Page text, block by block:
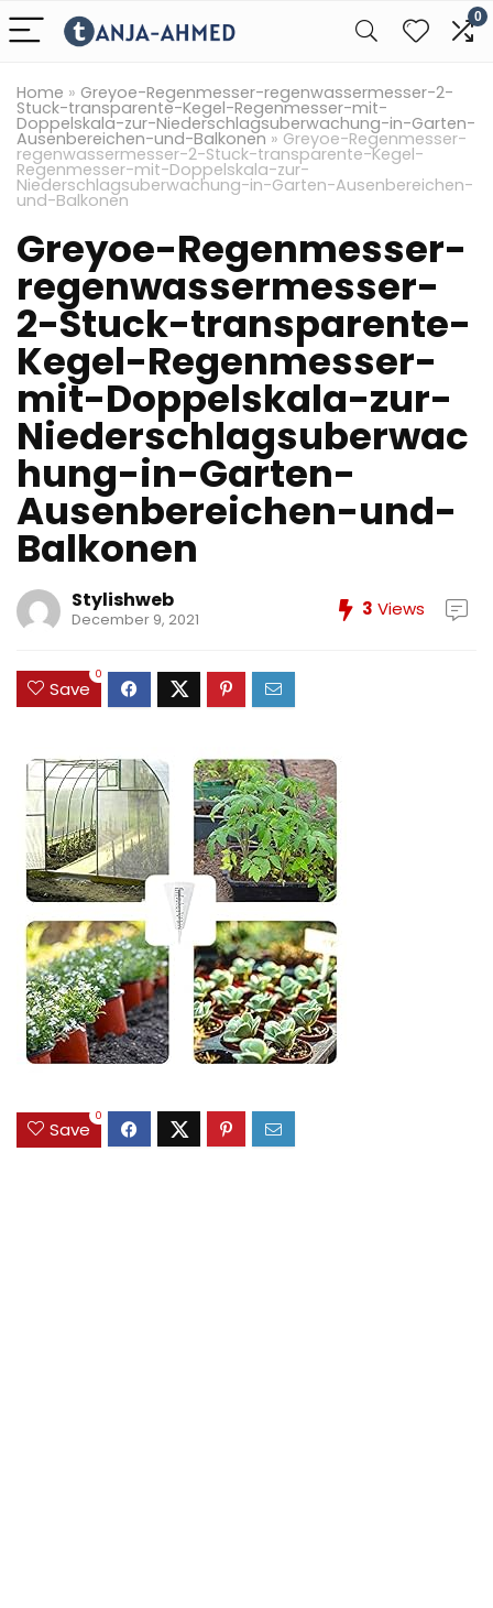
0
Home » Greyoe-Regenmesser-regenwassermesser-2-
Stuck-transparente-Kegel-Regenmesser-mit-
Doppelskala-zur-Niederschlagsuberwachung-in-Garten-
Ausenbereichen-und-Balkonen » Greyoe-Regenmesser-
regenwassermesser-2-Stuck-transparente-Kegel-
Regenmesser-mit-Doppelskala-zur-
Niederschlagsuberwachung-in-Garten-Ausenbereichen-
und-Balkonen
Greyoe-Regenmesser-
regenwassermesser-
2-Stuck-transparente-
Kegel-Regenmesser-
mit-Doppelskala-zur-
Niederschlagsuberwac
hung-in-Garten-
Ausenbereichen-und-
Balkonen
Stylishweb
December 9, 2021 3 Views
Save
0
Save
0